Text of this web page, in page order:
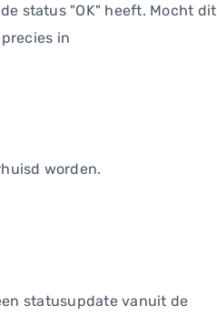
status "OK" heeft. Mocht dit
in
worden.
statusupdate vanuit de